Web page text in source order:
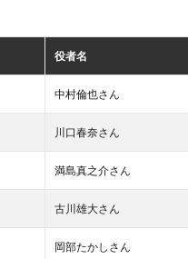
役者名
中村倫也さん
川口春奈さん
満島真之介さん
古川雄大さん
岡部たかしさん